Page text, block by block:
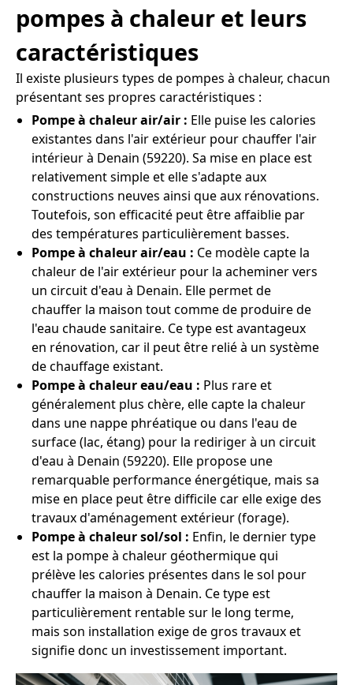
pompes à chaleur et leurs
caractéristiques
Il existe plusieurs types de pompes à chaleur, chacun
présentant ses propres caractéristiques :
Pompe à chaleur air/air : Elle puise les calories
existantes dans l'air extérieur pour chauffer l'air
intérieur à Denain (59220). Sa mise en place est
relativement simple et elle s'adapte aux
constructions neuves ainsi que aux rénovations.
Toutefois, son efficacité peut être affaiblie par
des températures particulièrement basses.
Pompe à chaleur air/eau : Ce modèle capte la
chaleur de l'air extérieur pour la acheminer vers
un circuit d'eau à Denain. Elle permet de
chauffer la maison tout comme de produire de
l'eau chaude sanitaire. Ce type est avantageux
en rénovation, car il peut être relié à un système
de chauffage existant.
Pompe à chaleur eau/eau : Plus rare et
généralement plus chère, elle capte la chaleur
dans une nappe phréatique ou dans l'eau de
surface (lac, étang) pour la rediriger à un circuit
d'eau à Denain (59220). Elle propose une
remarquable performance énergétique, mais sa
mise en place peut être difficile car elle exige des
travaux d'aménagement extérieur (forage).
Pompe à chaleur sol/sol : Enfin, le dernier type
est la pompe à chaleur géothermique qui
prélève les calories présentes dans le sol pour
chauffer la maison à Denain. Ce type est
particulièrement rentable sur le long terme,
mais son installation exige de gros travaux et
signifie donc un investissement important.